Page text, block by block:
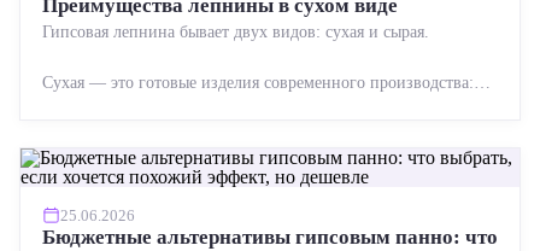
Преимущества лепнины в сухом виде
Гипсовая лепнина бывает двух видов: сухая и сырая.
Сухая — это готовые изделия современного производства:
25.06.2026
Бюджетные альтернативы гипсовым панно: что